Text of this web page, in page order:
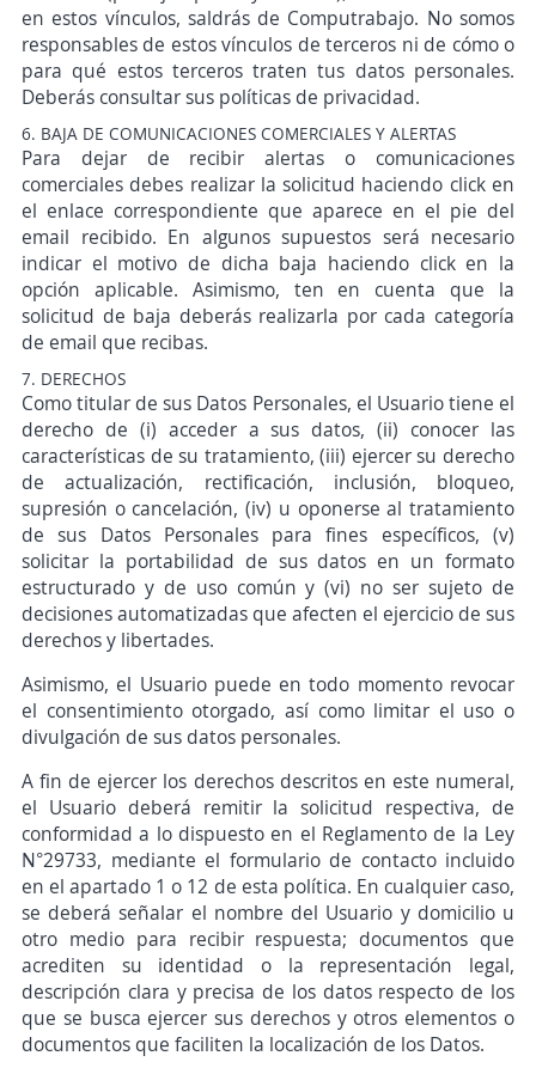
en estos vínculos, saldrás de Computrabajo. No somos
responsables de estos vínculos de terceros ni de cómo o
para qué estos terceros traten tus datos personales.
Deberás consultar sus políticas de privacidad.
6. BAJA DE COMUNICACIONES COMERCIALES Y ALERTAS
Para dejar de recibir alertas o comunicaciones
comerciales debes realizar la solicitud haciendo click en
el enlace correspondiente que aparece en el pie del
email recibido. En algunos supuestos será necesario
indicar el motivo de dicha baja haciendo click en la
opción aplicable. Asimismo, ten en cuenta que la
solicitud de baja deberás realizarla por cada categoría
de email que recibas.
7. DERECHOS
Como titular de sus Datos Personales, el Usuario tiene el
derecho de (i) acceder a sus datos, (ii) conocer las
características de su tratamiento, (iii) ejercer su derecho
de actualización, rectificación, inclusión, bloqueo,
supresión o cancelación, (iv) u oponerse al tratamiento
de sus Datos Personales para fines específicos, (v)
solicitar la portabilidad de sus datos en un formato
estructurado y de uso común y (vi) no ser sujeto de
decisiones automatizadas que afecten el ejercicio de sus
derechos y libertades.
Asimismo, el Usuario puede en todo momento revocar
el consentimiento otorgado, así como limitar el uso o
divulgación de sus datos personales.
A fin de ejercer los derechos descritos en este numeral,
el Usuario deberá remitir la solicitud respectiva, de
conformidad a lo dispuesto en el Reglamento de la Ley
N°29733, mediante el formulario de contacto incluido
en el apartado 1 o 12 de esta política. En cualquier caso,
se deberá señalar el nombre del Usuario y domicilio u
otro medio para recibir respuesta; documentos que
acrediten su identidad o la representación legal,
descripción clara y precisa de los datos respecto de los
que se busca ejercer sus derechos y otros elementos o
documentos que faciliten la localización de los Datos.